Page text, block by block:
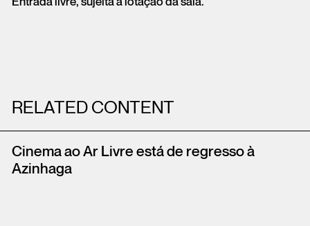
RELATED CONTENT
Cinema ao Ar Livre está de regresso à
Azinhaga